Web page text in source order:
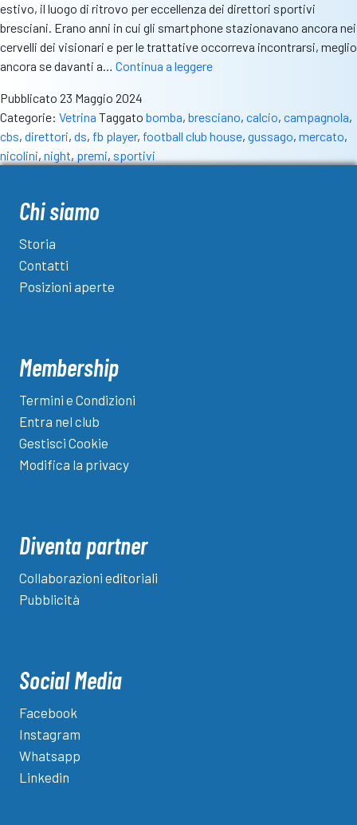
estivo, il luogo di ritrovo per eccellenza dei direttori sportivi
bresciani. Erano anni in cui gli smartphone stazionavano ancora nei
cervelli dei visionari e per le trattative occorreva incontrarsi, meglio
ancora se davanti a… Continua a leggereDs
al
futuro.
Il
Pubblicato 23 Maggio 2024
Categorie: Vetrina Taggato bomba, bresciano, calcio, campagnola,
cbs, direttori, ds, fb player, football club house, gussago, mercato,
nicolini, night, premi, sportivi
Chi siamo
Storia
Contatti
Posizioni aperte
Membership
Termini e Condizioni
Entra nel club
Gestisci Cookie
Modifica la privacy
Diventa partner
Collaborazioni editoriali
Pubblicità
Social Media
Facebook
Instagram
Whatsapp
Linkedin